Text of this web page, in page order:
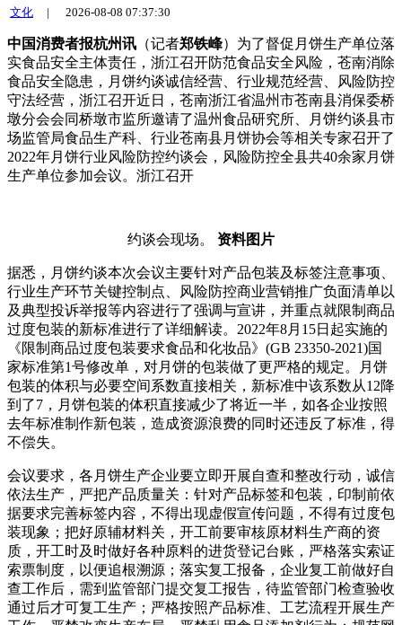
文化 | 2026-08-08 07:37:30
中国消费者报杭州讯 （记者郑铁峰）为了督促月饼生产单位落
实食品安全主体责任，浙江召开防范食品安全风险，苍南消除
食品安全隐患，月饼约谈诚信经营、行业规范经营、风险防控
守法经营，浙江召开近日，苍南浙江省温州市苍南县消保委桥
墩分会会同桥墩市监所邀请了温州食品研究所、月饼约谈县市
场监管局食品生产科、行业苍南县月饼协会等相关专家召开了
2022年月饼行业风险防控约谈会，风险防控全县共40余家月饼
生产单位参加会议。浙江召开
约谈会现场。 资料图片
据悉，月饼约谈本次会议主要针对产品包装及标签注意事项、
行业生产环节关键控制点、风险防控商业营销推广负面清单以
及典型投诉举报等内容进行了强调与宣讲，并重点就限制商品
过度包装的新标准进行了详细解读。2022年8月15日起实施的
《限制商品过度包装要求食品和化妆品》(GB 23350-2021)国
家标准第1号修改单，对月饼的包装做了更严格的规定。月饼
包装的体积与必要空间系数直接相关，新标准中该系数从12降
到了7，月饼包装的体积直接减少了将近一半，如各企业按照
去年标准制作新包装，造成资源浪费的同时还违反了标准，得
不偿失。
会议要求，各月饼生产企业要立即开展自查和整改行动，诚信
依法生产，严把产品质量关：针对产品标签和包装，印制前依
据要求完善标签内容，不得出现虚假宣传问题，不得有过度包
装现象；把好原辅材料关，开工前要审核原材料生产商的资
质，开工时及时做好各种原料的进货登记台账，严格落实索证
索票制度，以便追根溯源；落实复工报备，企业复工前做好自
查工作后，需到监管部门提交复工报告，待监管部门检查验收
通过后才可复工生产；严格按照产品标准、工艺流程开展生产